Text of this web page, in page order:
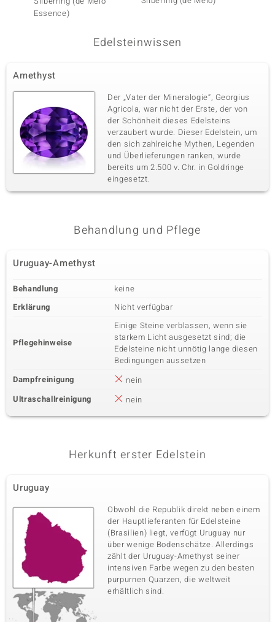
Essence)
Edelsteinwissen
Amethyst
Der „Vater der Mineralogie“, Georgius
Agricola, war nicht der Erste, der von
der Schönheit dieses Edelsteins
verzaubert wurde. Dieser Edelstein, um
den sich zahlreiche Mythen, Legenden
und Überlieferungen ranken, wurde
bereits um 2.500 v. Chr. in Goldringe
eingesetzt.
Behandlung und Pflege
Uruguay-Amethyst
Behandlung
keine
Erklärung
Nicht verfügbar
Pflegehinweise
Einige Steine verblassen, wenn sie
starkem Licht ausgesetzt sind; die
Edelsteine nicht unnötig lange diesen
Bedingungen aussetzen
Dampfreinigung
nein
Ultraschallreinigung
nein
Herkunft erster Edelstein
Uruguay
Obwohl die Republik direkt neben einem
der Hauptlieferanten für Edelsteine
(Brasilien) liegt, verfügt Uruguay nur
über wenige Bodenschätze. Allerdings
zählt der Uruguay-Amethyst seiner
intensiven Farbe wegen zu den besten
purpurnen Quarzen, die weltweit
erhältlich sind.